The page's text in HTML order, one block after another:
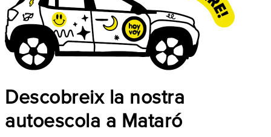
Descobreix la nostra
autoescola a Mataró